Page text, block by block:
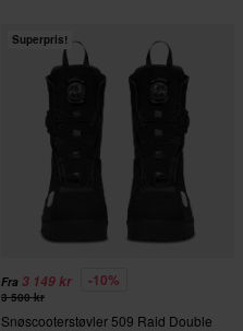
Superpris!
Fra 3 149 kr -10%
3 500 kr
Snøscooterstøvler 509 Raid Double